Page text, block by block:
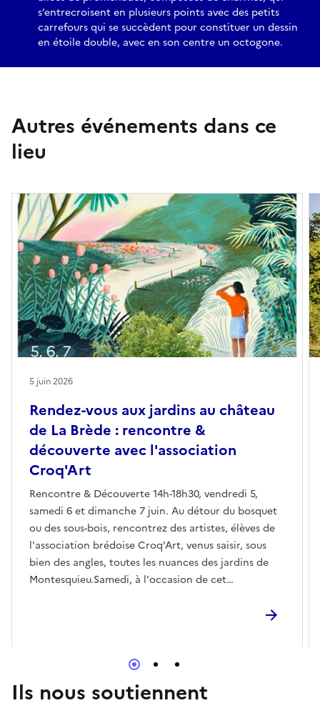
s’entrecroisent en plusieurs points avec des petits
carrefours qui se succèdent pour constituer un dessin
en étoile double, avec en son centre un octogone.
Autres événements dans ce
lieu
Rendez-vous aux jardins au château
de La Brède : rencontre &
découverte avec l'association
Croq'Art
Rencontre & Découverte 14h-18h30, vendredi 5,
samedi 6 et dimanche 7 juin. Au détour du bosquet
ou des sous-bois, rencontrez des artistes, élèves de
l'association brédoise Croq'Art, venus saisir, sous
bien des angles, toutes les nuances des jardins de
Montesquieu.Samedi, à l'occasion de cet
l'artiste Dominique DORIÉ, peintre impressionniste
élèves.Découvrez ainsi, en avant-première, les
oeuvres qui seront par la suite présentée dans
l'ancienne ferme, espace d'exposition du domaine.
5 juin 2026
Ils nous soutiennent